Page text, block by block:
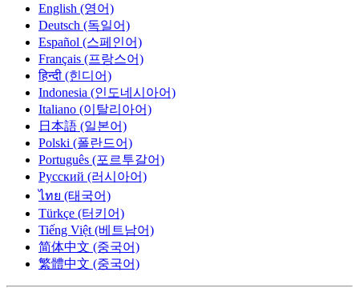
English (영어)
Deutsch (독일어)
Español (스페인어)
Français (프랑스어)
हिन्दी (힌디어)
Indonesia (인도네시아어)
Italiano (이탈리아어)
日本語 (일본어)
Polski (폴란드어)
Português (포르투갈어)
Русский (러시아어)
ไทย (태국어)
Türkçe (터키어)
Tiếng Việt (베트남어)
简体中文 (중국어)
繁體中文 (중국어)